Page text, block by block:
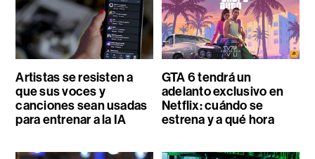
Artistas se resisten a
que sus voces y
canciones sean usadas
para entrenar a la IA
GTA 6 tendrá un
adelanto exclusivo en
Netflix: cuándo se
estrena y a qué hora